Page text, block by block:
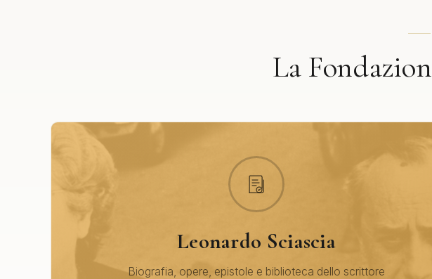
La
Leonardo Sciascia
Biografia, opere, epistole e biblioteca dello scrittore